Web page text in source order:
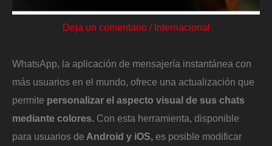
Deja un comentario / Internacional
WhatsApp, la aplicación de mensajería instantánea con
más usuarios en el mundo, ofrece una actualización que
permite personalizar el aspecto visual de sus chats
mediante colores. Con esta herramienta, disponible
para usuarios de Android y iOS, es posible modificar